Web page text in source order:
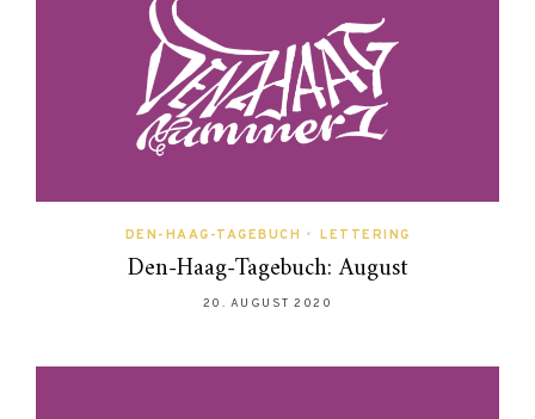
DEN-HAAG-TAGEBUCH • LETTERING
Den-Haag-Tagebuch: August
20. AUGUST 2020